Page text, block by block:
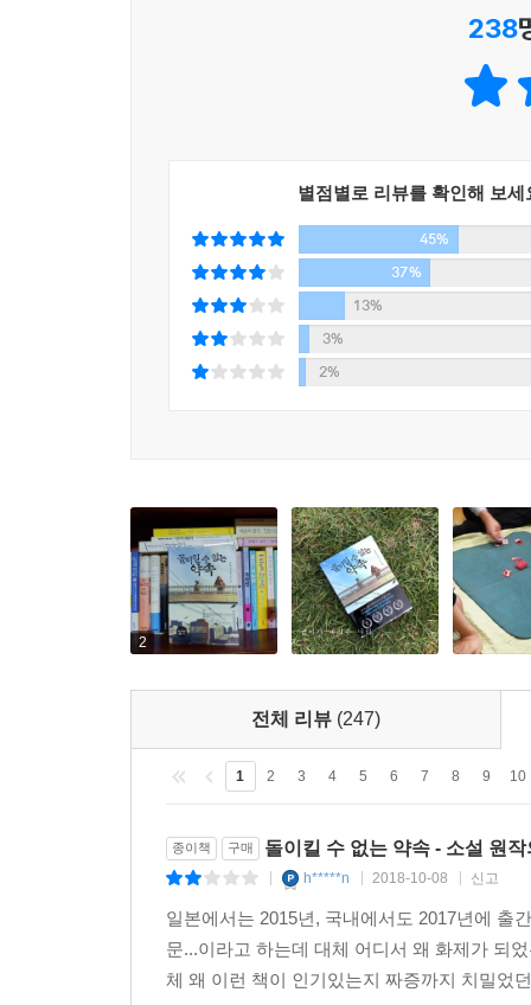
238
별점별로 리뷰를 확인해 보세
45%
37%
13%
3%
2%
2
전체 리뷰 (247)
1 2 3 4 5 6 7 8 9 10
종이책 구매 돌이킬 수 없는 약속 - 소설 원
h*****n 2018-10-08 신고
일본에서는 2015년, 국내에서도 2017년에 출
문...이라고 하는데 대체 어디서 왜 화제가 되
체 왜 이런 책이 인기있는지 짜증까지 치밀었